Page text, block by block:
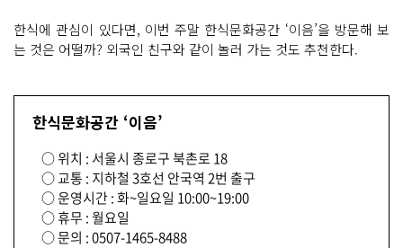
한식에 관심이 있다면, 이번 주말 한식문화공간 ‘이음’을 방문해 보
는 것은 어떨까? 외국인 친구와 같이 놀러 가는 것도 추천한다.
한식문화공간 ‘이음’
○ 위치 : 서울시 종로구 북촌로 18
○ 교통 : 지하철 3호선 안국역 2번 출구
○ 운영시간 : 화~일요일 10:00~19:00
○ 휴무 : 월요일
○ 문의 : 0507-1465-8488